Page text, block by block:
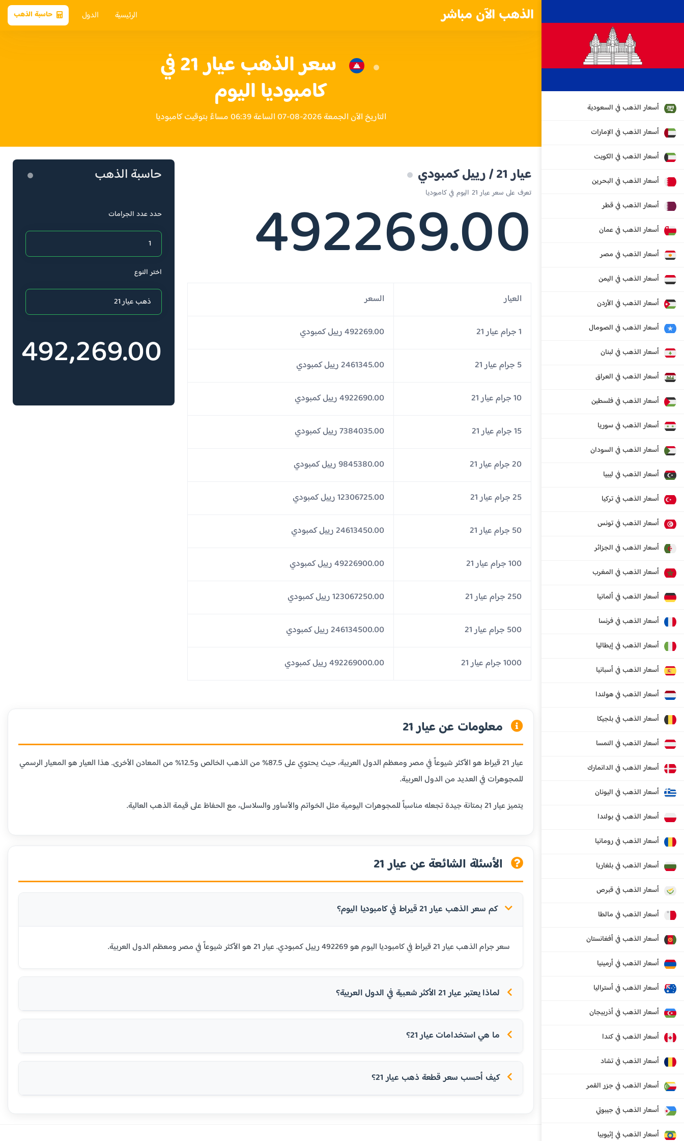
الذهب الآن مباشر الرئيسية الدول حاسبة الذهب
أسعار الذهب في السعودية
أسعار الذهب في الإمارات
أسعار الذهب في الكويت
أسعار الذهب في البحرين
أسعار الذهب في قطر
أسعار الذهب في عمان
أسعار الذهب في مصر
أسعار الذهب في اليمن
أسعار الذهب في الأردن
أسعار الذهب في الصومال
أسعار الذهب في لبنان
أسعار الذهب في العراق
أسعار الذهب في فلسطين
أسعار الذهب في سوريا
أسعار الذهب في السودان
أسعار الذهب في ليبيا
أسعار الذهب في تركيا
أسعار الذهب في تونس
أسعار الذهب في الجزائر
أسعار الذهب في المغرب
أسعار الذهب في ألمانيا
أسعار الذهب في فرنسا
أسعار الذهب في إيطاليا
أسعار الذهب في أسبانيا
أسعار الذهب في هولندا
أسعار الذهب في بلجيكا
أسعار الذهب في النمسا
أسعار الذهب في الدانمارك
أسعار الذهب في اليونان
أسعار الذهب في بولندا
أسعار الذهب في رومانيا
أسعار الذهب في بلغاريا
أسعار الذهب في قبرص
أسعار الذهب في مالطا
أسعار الذهب في أفغانستان
أسعار الذهب في أرمينيا
أسعار الذهب في أستراليا
أسعار الذهب في أذربيجان
أسعار الذهب في كندا
أسعار الذهب في تشاد
أسعار الذهب في جزر القمر
أسعار الذهب في جيبوتي
أسعار الذهب في إثيوبيا
سعر الذهب عيار 21 في
كامبوديا اليوم
التاريخ الآن الجمعة 2026-08-07 الساعة 06:39 مساءً بتوقيت كامبوديا
عيار 21 / رييل كمبودي
تعرف على سعر عيار 21 اليوم في كامبوديا
492269.00
العيار السعر
1 جرام عيار 21 492269.00 رييل كمبودي
5 جرام عيار 21 2461345.00 رييل كمبودي
10 جرام عيار 21 4922690.00 رييل كمبودي
15 جرام عيار 21 7384035.00 رييل كمبودي
20 جرام عيار 21 9845380.00 رييل كمبودي
25 جرام عيار 21 12306725.00 رييل كمبودي
50 جرام عيار 21 24613450.00 رييل كمبودي
100 جرام عيار 21 49226900.00 رييل كمبودي
250 جرام عيار 21 123067250.00 رييل كمبودي
500 جرام عيار 21 246134500.00 رييل كمبودي
1000 جرام عيار 21 492269000.00 رييل كمبودي
حاسبة الذهب
حدد عدد الجرامات
اختر النوع
492,269.00
معلومات عن عيار 21
عيار 21 قيراط هو الأكثر شيوعاً في مصر ومعظم الدول العربية، حيث يحتوي على 87.5% من الذهب الخالص و12.5% من المعادن الأخرى. هذا العيار هو المعيار الرسمي
للمجوهرات في العديد من الدول العربية.
يتميز عيار 21 بمتانة جيدة تجعله مناسباً للمجوهرات اليومية مثل الخواتم والأساور والسلاسل، مع الحفاظ على قيمة الذهب العالية.
الأسئلة الشائعة عن عيار 21
كم سعر الذهب عيار 21 قيراط في كامبوديا اليوم؟
سعر جرام الذهب عيار 21 قيراط في كامبوديا اليوم هو 492269 رييل كمبودي. عيار 21 هو الأكثر شيوعاً في مصر ومعظم الدول العربية.
لماذا يعتبر عيار 21 الأكثر شعبية في الدول العربية؟
ما هي استخدامات عيار 21؟
كيف أحسب سعر قطعة ذهب عيار 21؟